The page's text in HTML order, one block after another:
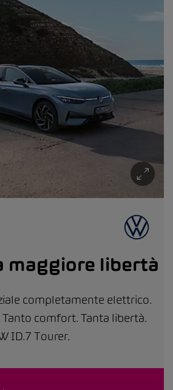
maggiore libertà
completamente elettrico.
Tanto comfort. Tanta libertà.
ID.7 Tourer.